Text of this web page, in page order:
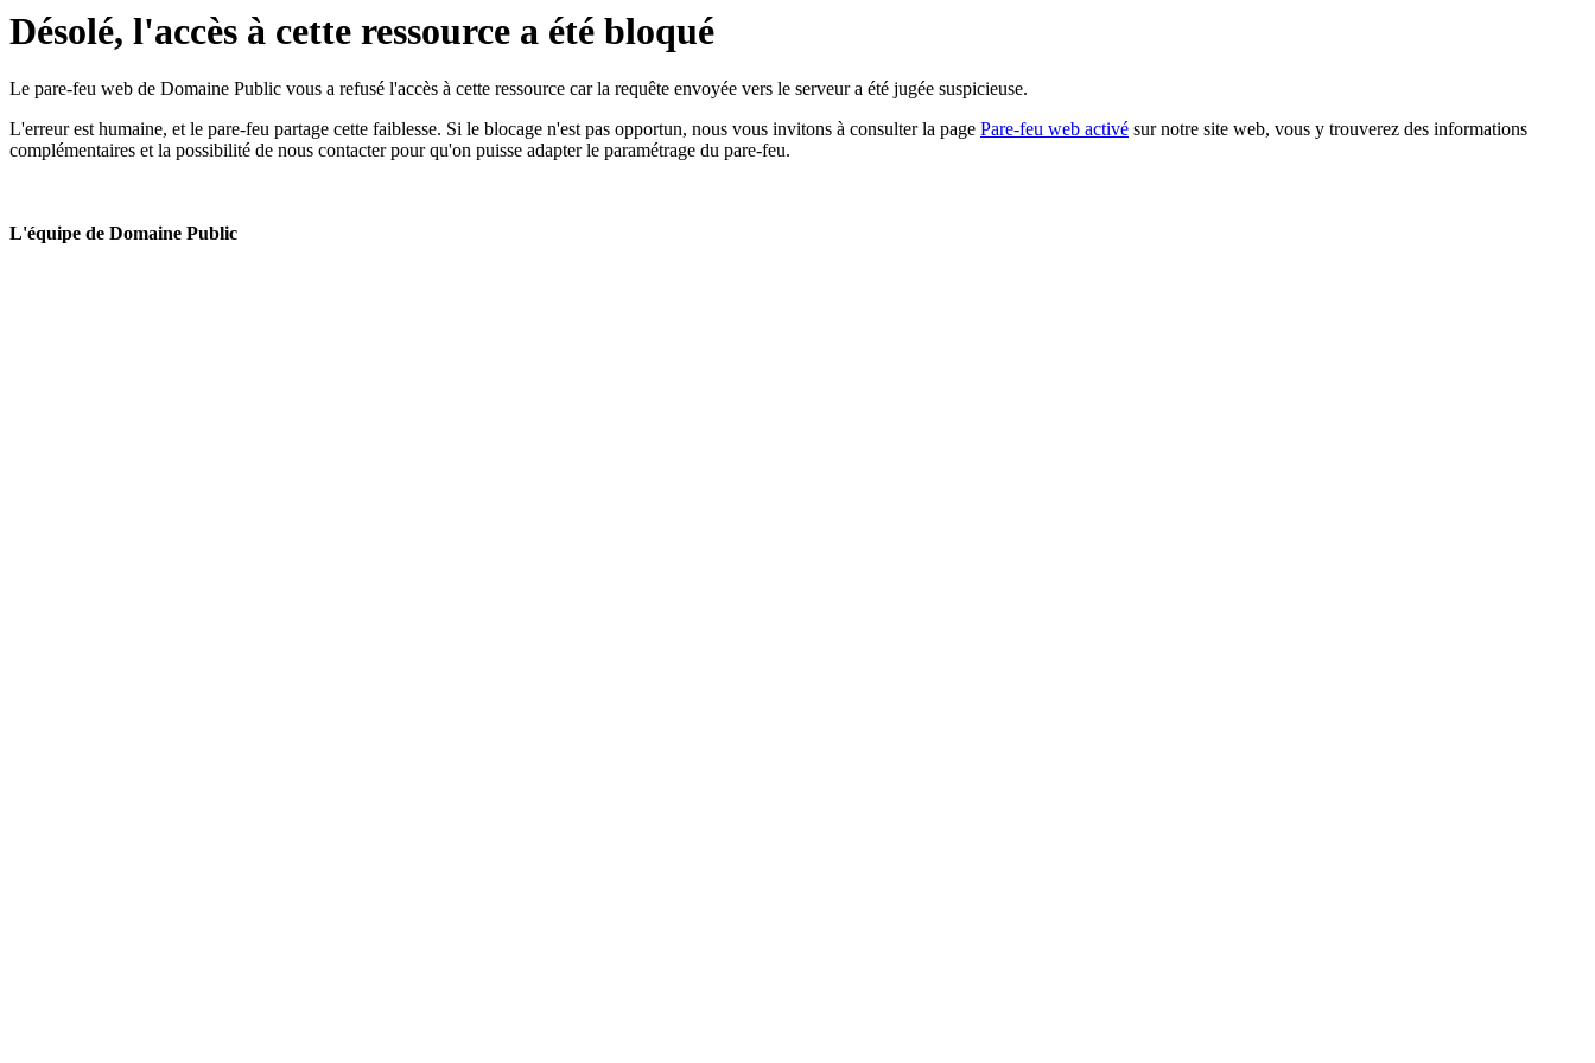
Désolé, l'accès à cette ressource a été bloqué
Le pare-feu web de Domaine Public vous a refusé l'accès à cette ressource car la requête envoyée vers le serveur a été jugée suspicieuse.
L'erreur est humaine, et le pare-feu partage cette faiblesse. Si le blocage n'est pas opportun, nous vous invitons à consulter la page Pare-feu web activé sur notre site web, vous y trouverez des informations
complémentaires et la possibilité de nous contacter pour qu'on puisse adapter le paramétrage du pare-feu.
L'équipe de Domaine Public